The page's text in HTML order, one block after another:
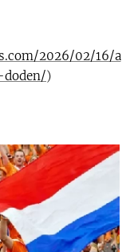
2026/02/16/a
)